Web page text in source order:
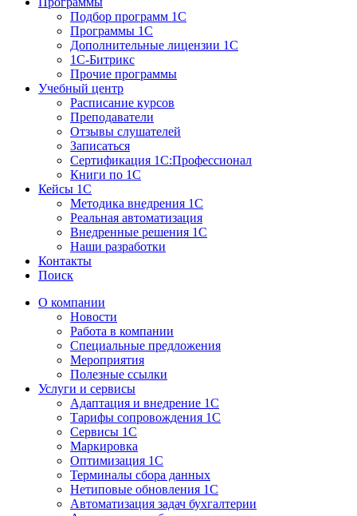
Подбор программ 1С
Программы 1С
Дополнительные лицензии 1С
1С-Битрикс
Прочие программы
Учебный центр
Расписание курсов
Преподаватели
Отзывы слушателей
Записаться
Сертификация 1С:Профессионал
Книги по 1С
Кейсы 1С
Методика внедрения 1С
Реальная автоматизация
Внедренные решения 1С
Наши разработки
Контакты
Поиск
О компании
Новости
Работа в компании
Специальные предложения
Мероприятия
Полезные ссылки
Услуги и сервисы
Адаптация и внедрение 1С
Тарифы сопровождения 1С
Сервисы 1С
Маркировка
Оптимизация 1С
Терминалы сбора данных
Нетиповые обновления 1С
Автоматизация задач бухгалтерии